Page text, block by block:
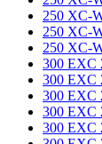
250 XC-
250 XC-
250 XC-
300 EXC
300 EXC
300 EXC
300 EXC
300 EXC